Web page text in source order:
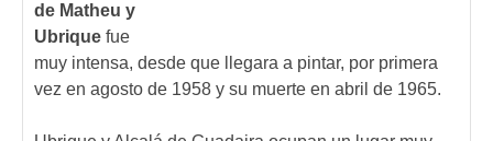
de Matheu y
Ubrique fue
muy intensa, desde que llegara a pintar, por primera
vez en agosto de 1958 y su muerte en abril de 1965.